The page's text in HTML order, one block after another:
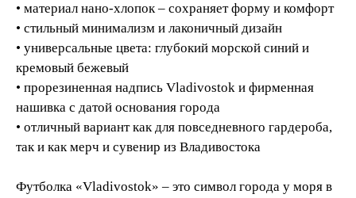
• материал нано-хлопок – сохраняет форму и комфорт
• стильный минимализм и лаконичный дизайн
• универсальные цвета: глубокий морской синий и
кремовый бежевый
• прорезиненная надпись Vladivostok и фирменная
нашивка с датой основания города
• отличный вариант как для повседневного гардероба,
так и как мерч и сувенир из Владивостока
Футболка «Vladivostok» – это символ города у моря в